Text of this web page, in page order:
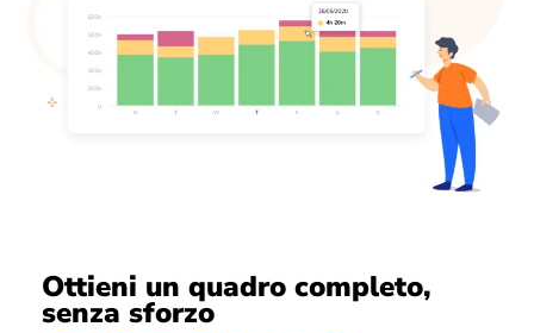
Ottieni un quadro completo,
senza sforzo